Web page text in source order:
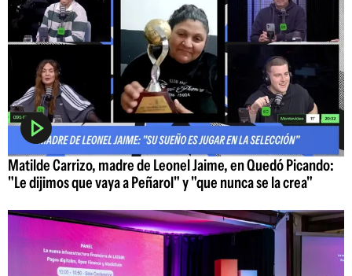
Matilde Carrizo, madre de Leonel Jaime, en Quedó Picando:
"Le dijimos que vaya a Peñarol" y "que nunca se la crea"